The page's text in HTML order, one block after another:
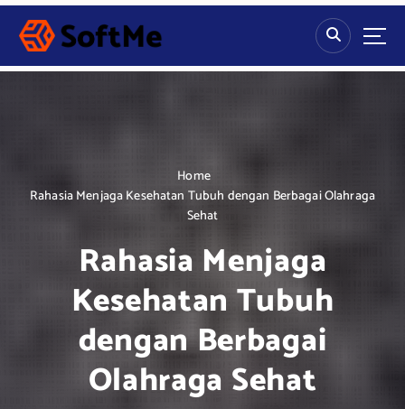
S
p
Home
Rahasia Menjaga Kesehatan Tubuh dengan Berbagai Olahraga
Sehat
Rahasia Menjaga
Kesehatan Tubuh
dengan Berbagai
Olahraga Sehat